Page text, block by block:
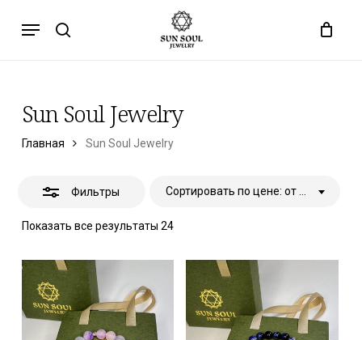
поиск
Меню
Sun Soul Jewelry
Главная Sun Soul Jewelry
Фильтры
Показать все результаты 24Сортировка
от
низкой
высокой
Закрыть